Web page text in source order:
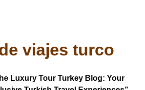
viajes turco
Luxury Tour Turkey Blog: Your